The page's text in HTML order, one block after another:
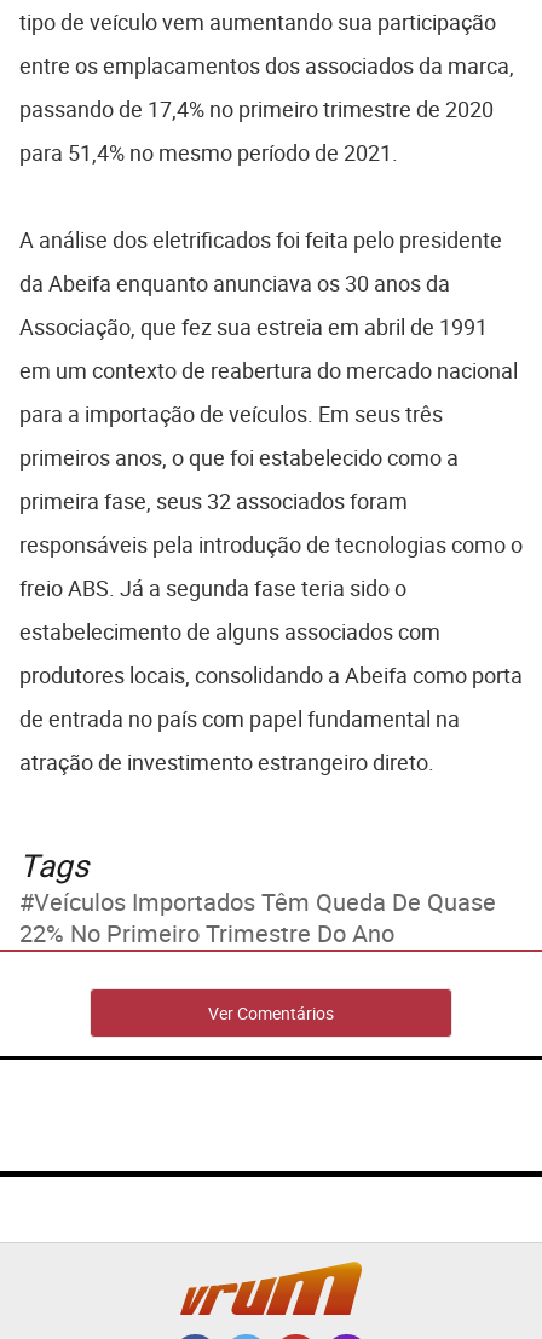
tipo de veículo vem aumentando sua participação
entre os emplacamentos dos associados da marca,
passando de 17,4% no primeiro trimestre de 2020
para 51,4% no mesmo período de 2021.
A análise dos eletrificados foi feita pelo presidente
da Abeifa enquanto anunciava os 30 anos da
Associação, que fez sua estreia em abril de 1991
em um contexto de reabertura do mercado nacional
para a importação de veículos. Em seus três
primeiros anos, o que foi estabelecido como a
primeira fase, seus 32 associados foram
responsáveis pela introdução de tecnologias como o
freio ABS. Já a segunda fase teria sido o
estabelecimento de alguns associados com
produtores locais, consolidando a Abeifa como porta
de entrada no país com papel fundamental na
atração de investimento estrangeiro direto.
Tags
Veículos Importados Têm Queda De Quase
22% No Primeiro Trimestre Do Ano
Ver Comentários